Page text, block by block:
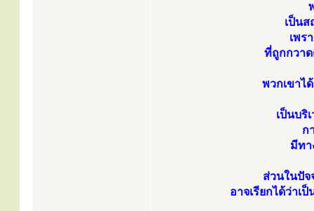
เป็น
เพร
ที่ถูกกวาด
พวกเขาไ
เป็นบริ
ก
มีทา
ส่วนในปั
อาจเรียกได้ว่าเ